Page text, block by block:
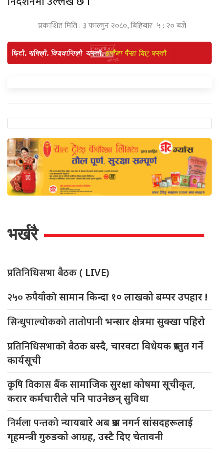
प्रकाशित मिति : ३ फाल्गुन २०८०, बिहिबार ५ : २० बजे
भर्खरै
प्रतिनिधिसभा बैठक ( LIVE)
२५० रुपैयाँकोसामान किन्दा १० लाखको बम्पर उपहार !
सिन्धुपाल्चोकको तातोपानीभन्सार क्षेत्रमा सुक्खा पहिरो
प्रतिनिधिसभाको बैठकबस्दै, चारवटा विधेयक प्रस्तुत गर्ने
कार्यसूची
कृषि विकासबैंक सामाजिक सुरक्षा कोषमा सूचीकृत,
करार कर्मचारीले पनि पाउनेछन् सुविधा
निर्मला पन्तकोन्यायबारे अब प्रश्न नगर्न सांसदहरूलाई
गृहमन्त्री गुरुङको आग्रह, उस्टै दिए चेतावनी